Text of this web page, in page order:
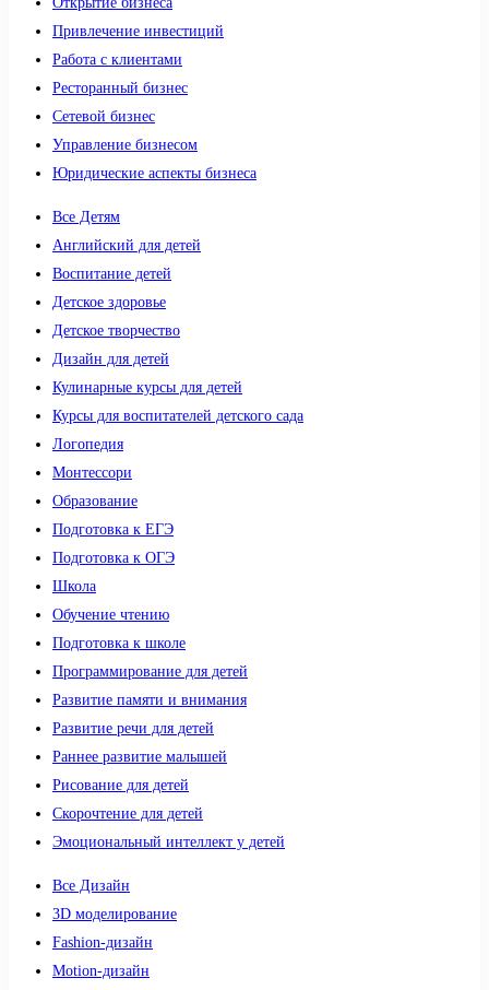
Привлечение инвестиций
Работа с клиентами
Ресторанный бизнес
Сетевой бизнес
Управление бизнесом
Юридические аспекты бизнеса
Все Детям
Английский для детей
Воспитание детей
Детское здоровье
Детское творчество
Дизайн для детей
Кулинарные курсы для детей
Курсы для воспитателей детского сада
Логопедия
Монтессори
Образование
Подготовка к ЕГЭ
Подготовка к ОГЭ
Школа
Обучение чтению
Подготовка к школе
Программирование для детей
Развитие памяти и внимания
Развитие речи для детей
Раннее развитие малышей
Рисование для детей
Скорочтение для детей
Эмоциональный интеллект у детей
Все Дизайн
3D моделирование
Fashion-дизайн
Motion-дизайн